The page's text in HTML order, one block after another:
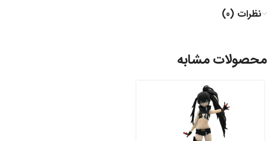
نظرات (0)
محصولات مشابه